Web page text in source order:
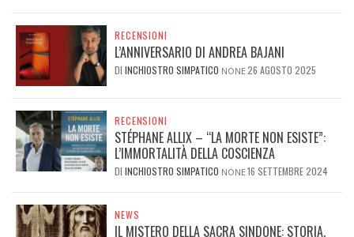
RECENSIONI
L’ANNIVERSARIO DI ANDREA BAJANI
DI INCHIOSTRO SIMPATICO NONE26 AGOSTO 2025
RECENSIONI
STÉPHANE ALLIX – “LA MORTE NON ESISTE”:
L’IMMORTALITÀ DELLA COSCIENZA
DI INCHIOSTRO SIMPATICO NONE16 SETTEMBRE 2024
NEWS
IL MISTERO DELLA SACRA SINDONE: STORIA,